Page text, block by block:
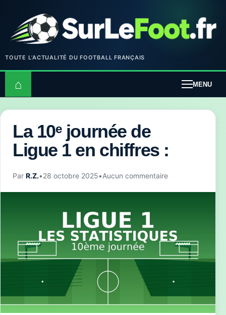
TOUTE L’ACTUALITÉ DU FOOTBALL FRANÇAIS
⌂ MENU
La 10ᵉ journée de
Ligue 1 en chiffres :
Par R.Z.•28 octobre 2025•Aucun commentaire